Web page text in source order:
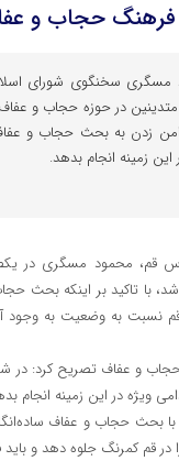
حجاب و
مسگری سخنگوی شورای
متدینین در حوزه حجاب و
زدن به بحث حجاب و
این زمینه انجام بدهد.
قم، محمود مسگری
با تاکید بر اینکه بحث
قم نسبت به وضعیت به وجود
حجاب و عفاف تصریح کرد:
در این زمینه انجام
با بحث حجاب و عفاف
قم کمرنگ جلوه دهد و باید